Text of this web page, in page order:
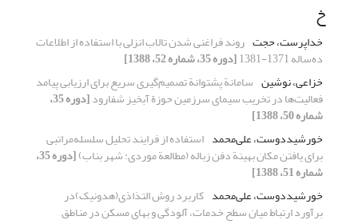
خ
خداپرست، حجت روند فراغنی شدن تالاب انزلی با استفاده از اطلاعات
ده‌ساله 1371-1381
[دوره 35، شماره 52، 1388]
خزاعی، نوشین سامانة پشتوانة تصمیم‌گیری سریع برای ارزیابی پیامد
فعالیت‌ها در تخریب سیمای سرزمین حوزة آبخیز شفارود [دوره 35،
شماره 50، 1388]
خورشیددوست، علی‌محمد استفاده از فرایند تحلیل سلسله‌مراتبی
برای یافتن مکان بهینة دفن زباله (مطالعة موردی: شهر بناب) [دوره 35،
شماره 51، 1388]
خورشیددوست، علی‌محمد کاربرد روش التذاذی(هدونیک)در
برآورد ارتباط میان سطح خدمات، آلودگی و بهای مسکن در مناطق